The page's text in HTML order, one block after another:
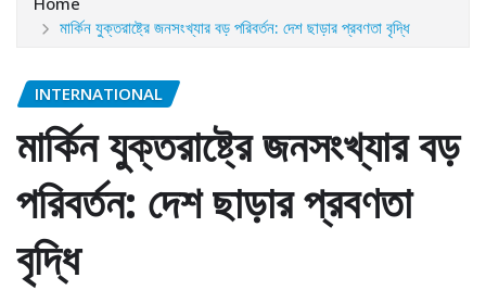
মার্কিন যুক্তরাষ্ট্রে জনসংখ্যার বড় পরিবর্তন: দেশ ছাড়ার প্রবণতা বৃদ্ধি
INTERNATIONAL
মার্কিন যুক্তরাষ্ট্রে জনসংখ্যার বড়
পরিবর্তন: দেশ ছাড়ার প্রবণতা
বৃদ্ধি